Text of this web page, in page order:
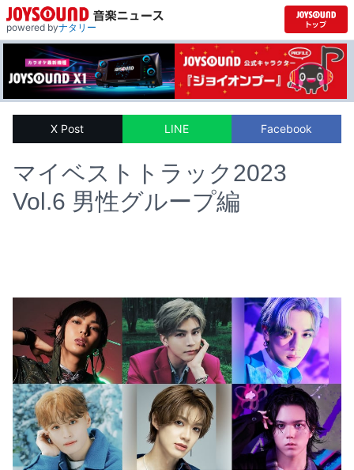
powered byナタリー
X Post LINE Facebook
マイベストトラック2023
Vol.6 男性グループ編